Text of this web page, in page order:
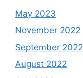
May 2023
November 2022
September 2022
August 2022